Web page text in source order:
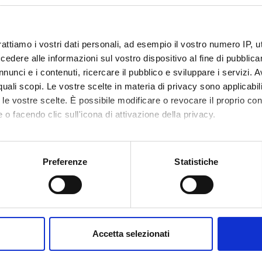
i vostri dati personali, ad esempio il vostro numero IP,
alle informazioni sul vostro dispositivo al fine di
e i contenuti, ricercare il pubblico e sviluppare i servizi.
scopi. Le vostre scelte in materia di privacy sono
vostre scelte. È possibile modificare o revocare il proprio
o facendo clic sull'icona di attivazione della privacy.
anche:
sulla tua posizione geografica, con un'approssimazione di
in qualsiasi momento dalla Dichiarazione sui cookie.
Preferenze Statistiche
Accetta selezionati
(Department Law)
(Department Economics)
Moro Full Professor
Sale'
Full Professor
(Department Law)
Salomoni
Assistant Professor
(Department Law)
Sylvain
components
Università degli studi di Pavia